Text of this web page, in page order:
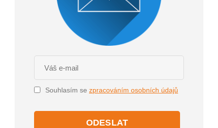
Souhlasím se zpracováním osobních údajů
ODESLAT